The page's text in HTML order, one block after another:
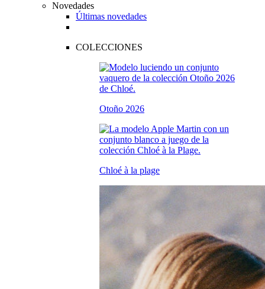
Novedades
Últimas novedades
COLECCIONES
Otoño 2026
Chloé à la plage